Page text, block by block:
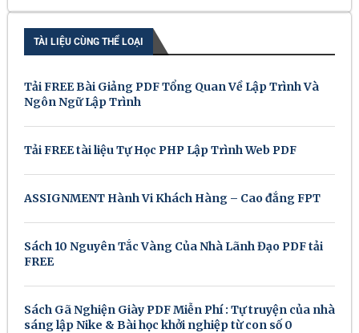
TÀI LIỆU CÙNG THỂ LOẠI
Tải FREE Bài Giảng PDF Tổng Quan Về Lập Trình Và
Ngôn Ngữ Lập Trình
Tải FREE tài liệu Tự Học PHP Lập Trình Web PDF
ASSIGNMENT Hành Vi Khách Hàng – Cao đẳng FPT
Sách 10 Nguyên Tắc Vàng Của Nhà Lãnh Đạo PDF tải
FREE
Sách Gã Nghiện Giày PDF Miễn Phí : Tự truyện của nhà
sáng lập Nike & Bài học khởi nghiệp từ con số 0